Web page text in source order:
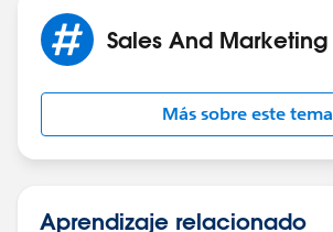
Sales And Marketing
Más sobre este tema
Aprendizaje relacionado